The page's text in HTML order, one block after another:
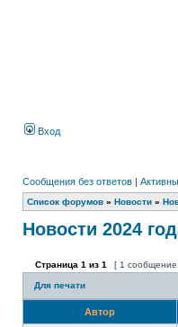
Вход
Сообщения без ответов |
Список форумов » Новости »
Новости 2024
Страница 1 из 1 [ 1 сообщение
Для печати
Автор